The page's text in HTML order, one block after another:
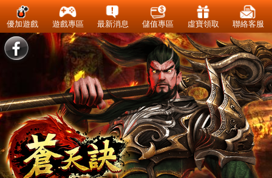
優加遊戲 遊戲專區 最新消息 儲值專區 虛寶領取 聯絡客服